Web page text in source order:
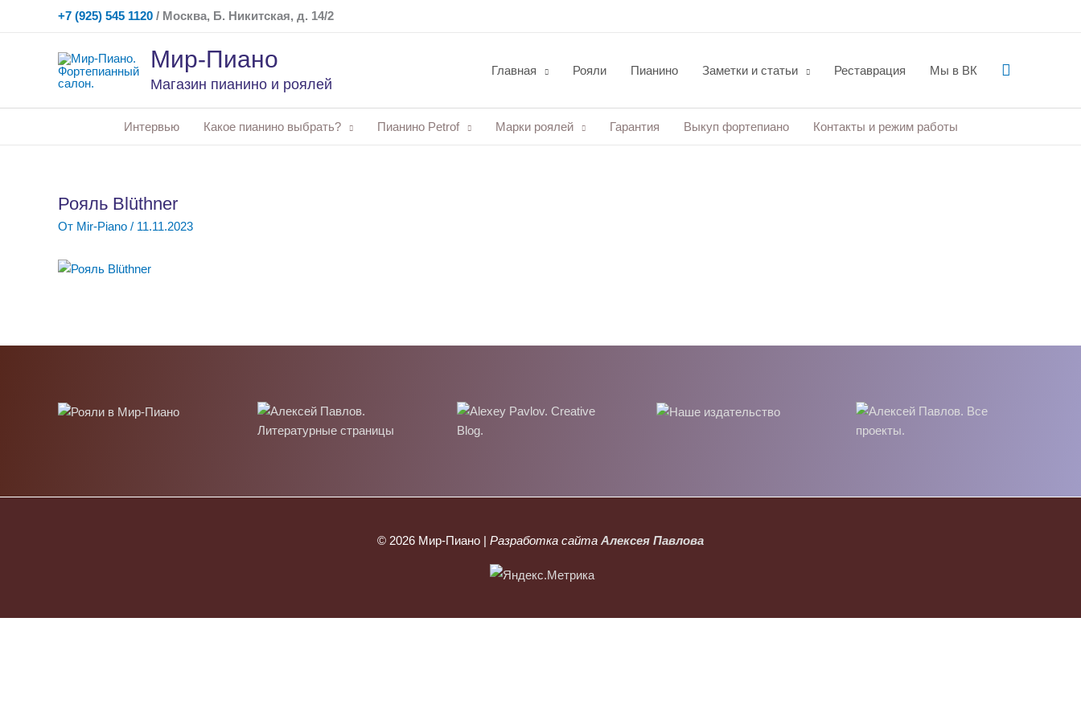
+7 (925) 545 1120 / Москва, Б. Никитская, д. 14/2
Мир-Пиано
Магазин пианино и роялей
Главная Рояли Пианино Заметки и статьи Реставрация Мы в ВК Поиск
Интервью Какое пианино выбрать? Пианино Petrof Марки роялей Гарантия Выкуп фортепиано Контакты и режим работы
Рояль Blüthner
От Mir-Piano / 11.11.2023
© 2026 Мир-Пиано | Разработка сайта Алексея Павлова